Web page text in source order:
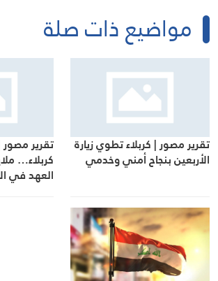
مواضيع ذات صلة
تقرير مصور | كربلاء تطوي زيارة
الأربعين بنجاح أمني وخدمي
تقرير
كربلاء…
العهد في